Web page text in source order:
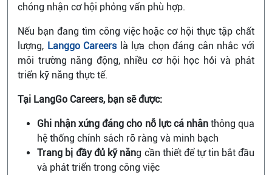
chóng nhận cơ hội phỏng vấn phù hợp.
Nếu bạn đang tìm công việc hoặc cơ hội thực tập chất
lượng, Langgo Careerslà lựa chọn đáng cân nhắc với
môi trường năng động, nhiều cơ hội học hỏi và phát
triển kỹ năng thực tế.
Tại LangGo Careers, bạn sẽ được:
Ghi nhận xứng đáng cho nỗ lực cá nhân thông qua
hệ thống chính sách rõ ràng và minh bạch
Trang bị đầy đủ kỹ năng cần thiết để tự tin bắt đầu
và phát triển trong công việc